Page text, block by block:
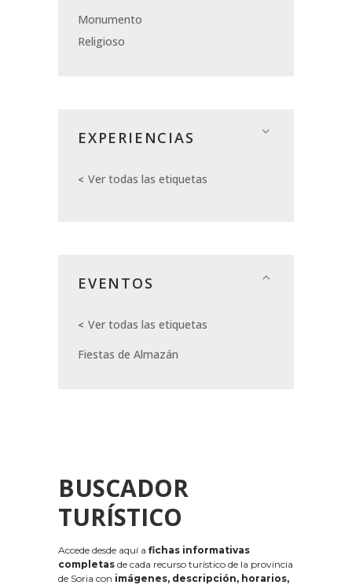
Monumento
Religioso
EXPERIENCIAS
Ver todas las etiquetas
EVENTOS
Ver todas las etiquetas
Fiestas de Almazán
BUSCADOR
TURÍSTICO
Accede desde aquí a fichas informativas
completas de cada recurso turístico de la provincia
de Soria con imágenes, descripción, horarios,